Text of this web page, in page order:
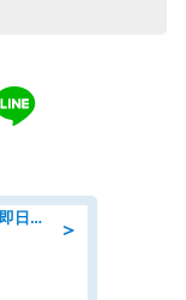
＞
営業/商社でのルート営業のお仕事/即日勤務可/車通勤可/営業